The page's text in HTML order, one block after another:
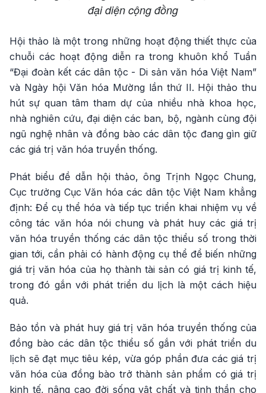
đại diện cộng đồng
Hội thảo là một trong những hoạt động thiết thực của
chuỗi các hoạt động diễn ra trong khuôn khổ Tuần
“Đại đoàn kết các dân tộc - Di sản văn hóa Việt Nam”
và Ngày hội Văn hóa Mường lần thứ II. Hội thảo thu
hút sự quan tâm tham dự của nhiều nhà khoa học,
nhà nghiên cứu, đại diện các ban, bộ, ngành cùng đội
ngũ nghệ nhân và đồng bào các dân tộc đang gìn giữ
các giá trị văn hóa truyền thống.
Phát biểu đề dẫn hội thảo, ông Trịnh Ngọc Chung,
Cục trưởng Cục Văn hóa các dân tộc Việt Nam khẳng
định: Để cụ thể hóa và tiếp tục triển khai nhiệm vụ về
công tác văn hóa nói chung và phát huy các giá trị
văn hóa truyền thống các dân tộc thiểu số trong thời
gian tới, cần phải có hành động cụ thể để biến những
giá trị văn hóa của họ thành tài sản có giá trị kinh tế,
trong đó gắn với phát triển du lịch là một cách hiệu
quả.
Bảo tồn và phát huy giá trị văn hóa truyền thống của
đồng bào các dân tộc thiểu số gắn với phát triển du
lịch sẽ đạt mục tiêu kép, vừa góp phần đưa các giá trị
văn hóa của đồng bào trở thành sản phẩm có giá trị
kinh tế, nâng cao đời sống vật chất và tinh thần cho